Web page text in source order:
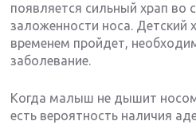
появляется сильный храп во
заложенности носа. Детский
временем пройдет,
заболевание.
Когда малыш не дышит
есть вероятность наличия